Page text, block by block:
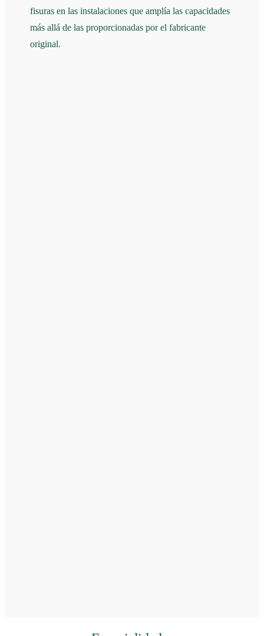
fisuras en las instalaciones que amplía las capacidades
más allá de las proporcionadas por el fabricante
original.